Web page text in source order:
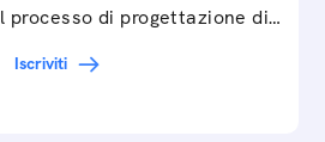
processo di progettazione di
Iscriviti